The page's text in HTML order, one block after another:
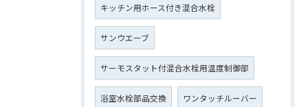
キッチン用ホース付き混合水栓
サンウエーブ
サーモスタット付混合水栓用温度制御部
浴室水栓部品交換 ワンタッチルーバー